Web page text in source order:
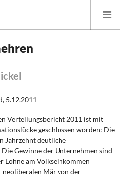
und Finanzpolitik
5.12.2011
Verteilungsbericht 2011 ist mit
geschlossen worden: Die
Jahrzehnt deutliche
Gewinne der Unternehmen sind
Löhne am Volkseinkommen
neoliberalen Mär von der